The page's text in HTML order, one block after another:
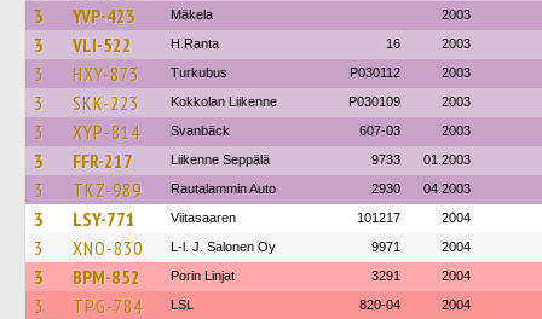
3 YVP-423 Mäkela 2003
3 VLI-522 H.Ranta 16 2003
3 HXY-873 Turkubus P030112 2003
3 SKK-223 Kokkolan Liikenne P030109 2003
3 XYP-814 Svanbäck 607-03 2003
3 FFR-217 Liikenne Seppälä 9733 01.2003
3 TKZ-989 Rautalammin Auto 2930 04.2003
3 LSY-771 Viitasaaren 101217 2004
3 XNO-830 L-l. J. Salonen Oy 9971 2004
3 BPM-852 Porin Linjat 3291 2004
3 TPG-784 LSL 820-04 2004